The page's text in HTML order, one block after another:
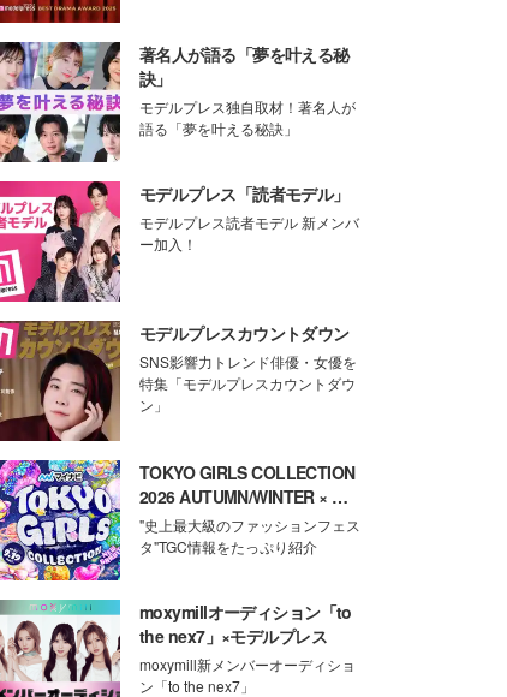
著名人が語る「夢を叶える秘
訣」
モデルプレス独自取材！著名人が
語る「夢を叶える秘訣」
モデルプレス「読者モデル」
モデルプレス読者モデル 新メンバ
ー加入！
モデルプレスカウントダウン
SNS影響力トレンド俳優・女優を
特集「モデルプレスカウントダウ
ン」
TOKYO GIRLS COLLECTION
2026 AUTUMN/WINTER × モ
デルプレス
"史上最大級のファッションフェス
タ"TGC情報をたっぷり紹介
moxymillオーディション「to
the nex7」×モデルプレス
moxymill新メンバーオーディショ
ン「to the nex7」